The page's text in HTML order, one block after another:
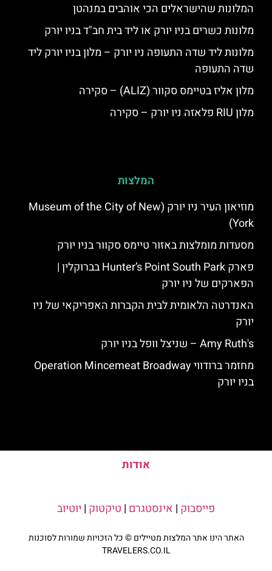
המלונות שהישראלים הכי אוהבים במנהטן
מלונות כשרים בניו יורק או ליד בית חב"ד בניו יורק
מלונות ליד שדה התעופה ניו יורק – מלון בניו יורק ליד
שדה התעופה
מלון אליז בטיימס סקוור (ALIZ) – סקירה
מלון RIU פלאזה ניו יורק – סקירה
המלצות
מוזיאון העיר ניו יורק (Museum of the City of New
York)
מסעדות מומלצות באזור טיימס סקוור בניו יורק
פארק Hunter’s Point South Park בברוקלין |
הפארקים של ניו יורק
האנדרטה הלאומית לבית הקברות האפריקאי של ניו
יורק
Amy Ruth's – שניצל וופל בניו יורק
מחזמר ברודווי Operation Mincemeat Broadway
בניו יורק
אודות
פייסבוק | אינסטגרם | טיקטוק | יוטיוב
האתר הינו אתר המלצות מטיילים © כל הזכויות שמורות לסוכנות
TRAVELERS.CO.IL